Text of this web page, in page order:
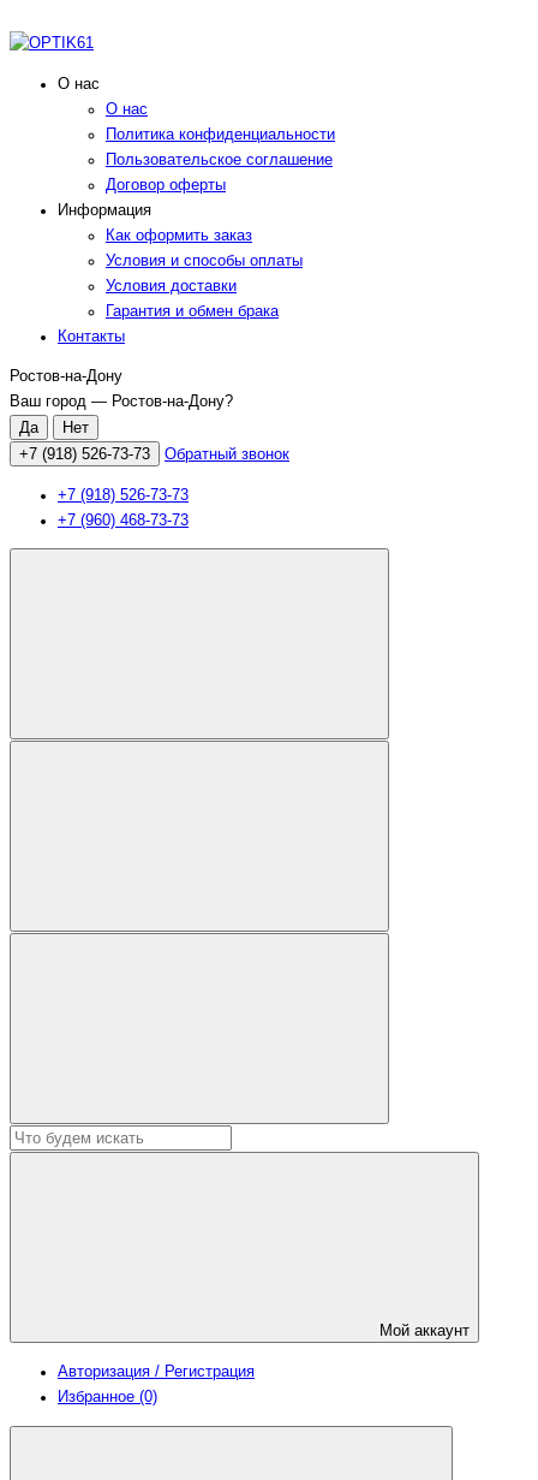
О нас
О нас
Политика конфиденциальности
Пользовательское соглашение
Договор оферты
Информация
Как оформить заказ
Условия и способы оплаты
Условия доставки
Гарантия и обмен брака
Контакты
Ростов-на-Дону
Ваш город — Ростов-на-Дону?
+7 (918) 526-73-73 Обратный звонок
+7 (918) 526-73-73
+7 (960) 468-73-73
Мой аккаунт
Авторизация / Регистрация
Избранное (0)